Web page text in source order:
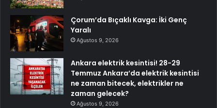
Çorum’da Bıçaklı Kavga: İki Genç
Yaralı
Ağustos 9, 2026
Ankara elektrik kesintisi! 28-29
Temmuz Ankara’da elektrik kesintisi
ne zaman bitecek, elektrikler ne
zaman gelecek?
Ağustos 9, 2026